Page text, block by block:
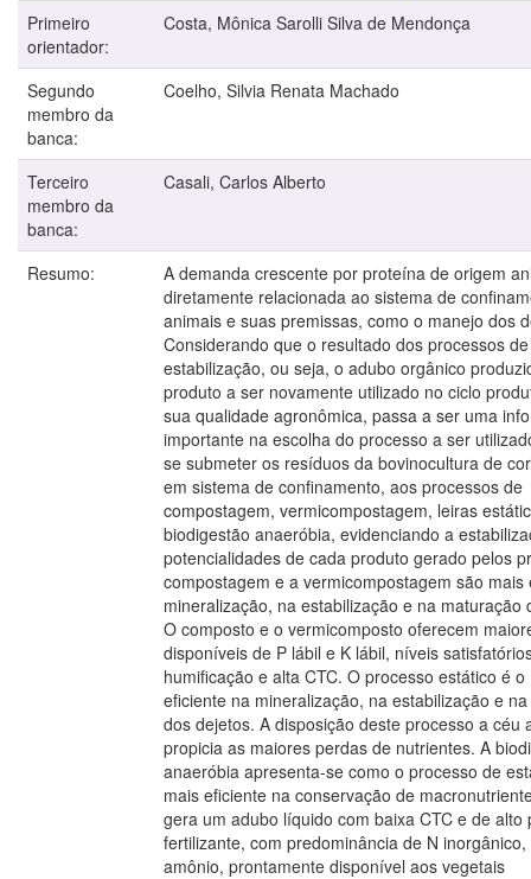
Primeiro
orientador:
Costa, Mônica Sarolli Silva de Mendonça
Segundo
membro da
banca:
Coelho, Silvia Renata Machado
Terceiro
membro da
banca:
Casali, Carlos Alberto
Resumo:
A demanda crescente por proteína de origem
diretamente relacionada ao sistema de
animais e suas premissas, como o manejo dos
Considerando que o resultado dos processos de
estabilização, ou seja, o adubo orgânico
produto a ser novamente utilizado no ciclo
sua qualidade agronômica, passa a ser uma
importante na escolha do processo a ser
se submeter os resíduos da bovinocultura de
em sistema de confinamento, aos processos de
compostagem, vermicompostagem, leiras
biodigestão anaeróbia, evidenciando a
potencialidades de cada produto gerado pelos
compostagem e a vermicompostagem são mais
mineralização, na estabilização e na maturação
O composto e o vermicomposto oferecem
disponíveis de P lábil e K lábil, níveis
humificação e alta CTC. O processo estático é o
eficiente na mineralização, na estabilização e
dos dejetos. A disposição deste processo a céu
propicia as maiores perdas de nutrientes. A
anaeróbia apresenta-se como o processo de
mais eficiente na conservação de
gera um adubo líquido com baixa CTC e de alto
fertilizante, com predominância de N
amônio, prontamente disponível aos vegetais